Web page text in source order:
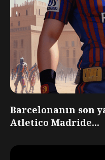
Barcelonanın son
Atletico Madride...